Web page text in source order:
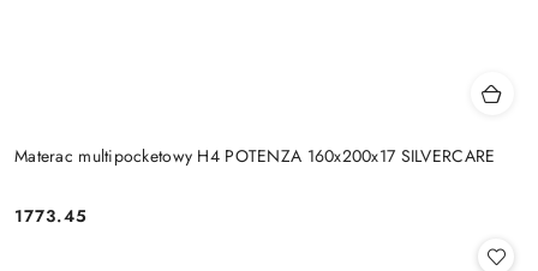
Materac multipocketowy H4 POTENZA 160x200x17 SILVERCARE
Cena:
1773.45